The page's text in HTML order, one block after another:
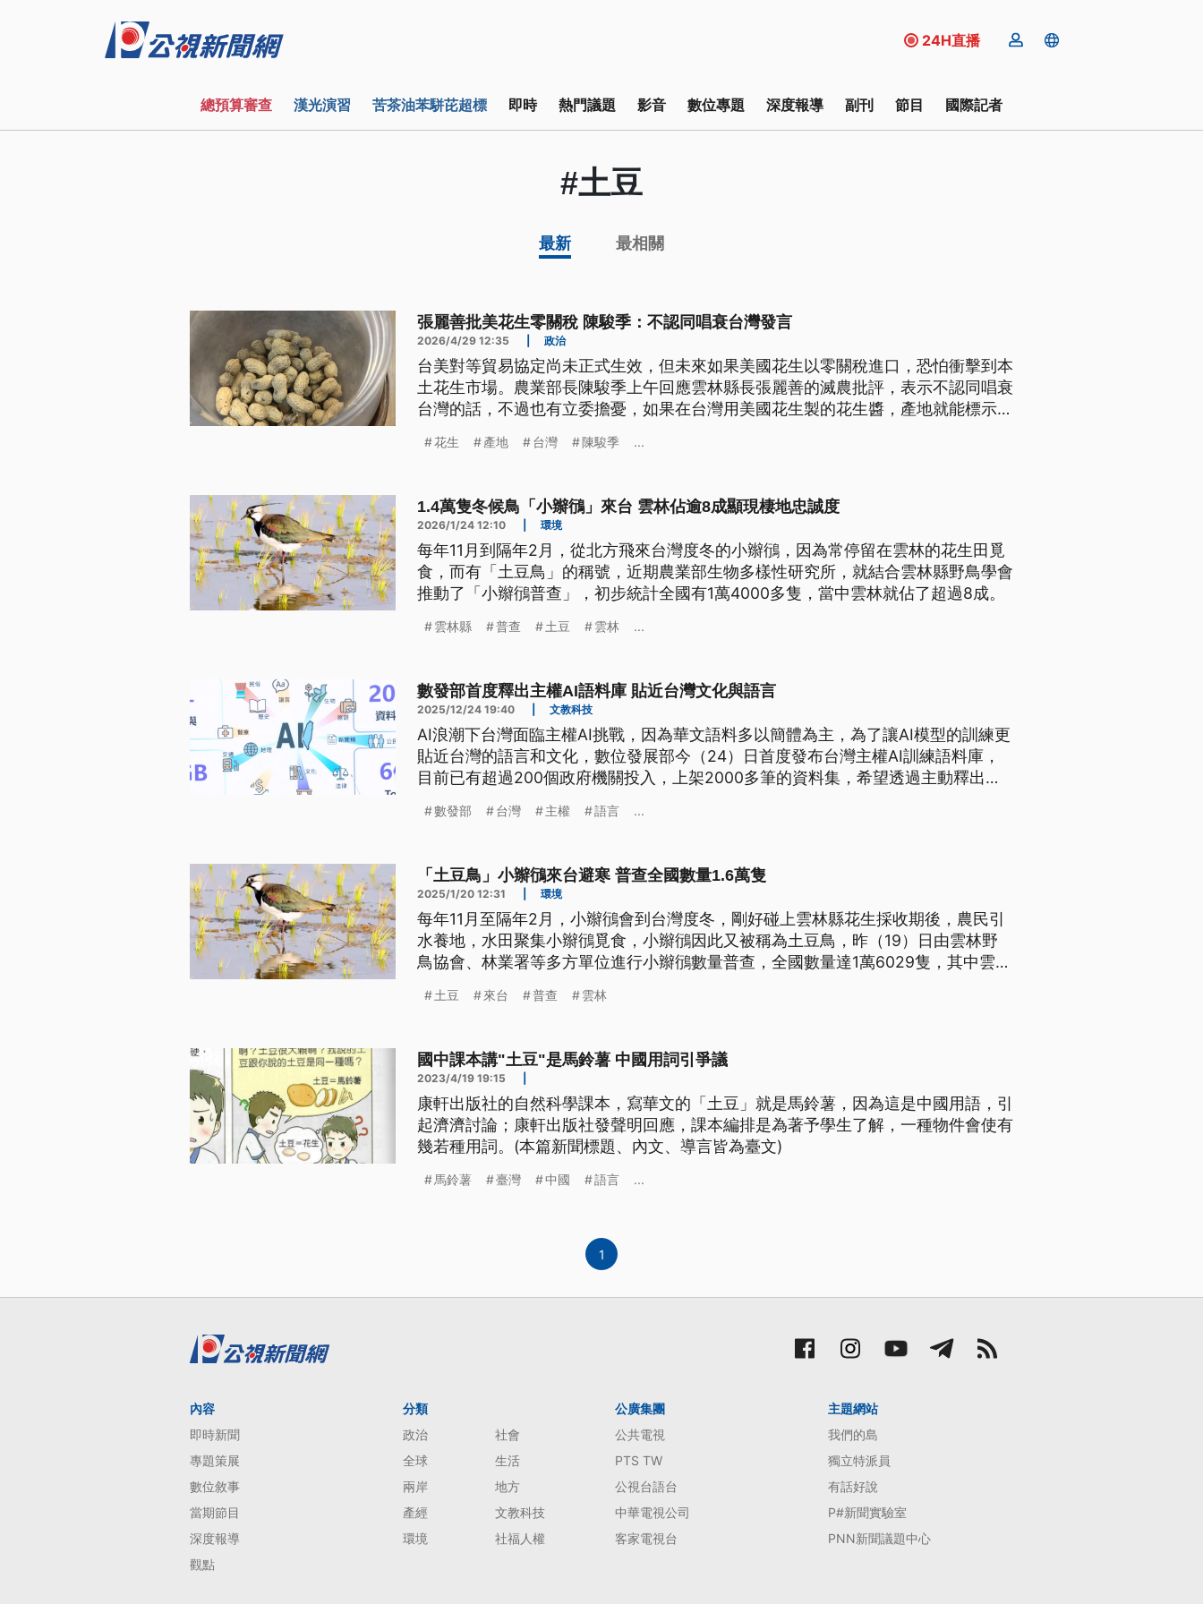
24H直播
總預算審查 漢光演習 苦茶油苯駢芘超標 即時 熱門議題 影音 數位專題 深度報導 副刊 節目 國際記者
#土豆
最新 最相關
張麗善批美花生零關稅 陳駿季：不認同唱衰台灣發言
2026/4/29 12:35 政治
台美對等貿易協定尚未正式生效，但未來如果美國花生以零關稅進口，恐怕衝擊到本
土花生市場。農業部長陳駿季上午回應雲林縣長張麗善的滅農批評，表示不認同唱衰
台灣的話，不過也有立委擔憂，如果在台灣用美國花生製的花生醬，產地就能標示為
花生 產地 台灣 陳駿季 ...
1.4萬隻冬候鳥「小辮鴴」來台 雲林佔逾8成顯現棲地忠誠度
2026/1/24 12:10 環境
每年11月到隔年2月，從北方飛來台灣度冬的小辮鴴，因為常停留在雲林的花生田覓
食，而有「土豆鳥」的稱號，近期農業部生物多樣性研究所，就結合雲林縣野鳥學會
推動了「小辮鴴普查」，初步統計全國有1萬4000多隻，當中雲林就佔了超過8成。
雲林縣 普查 土豆 雲林 ...
數發部首度釋出主權AI語料庫 貼近台灣文化與語言
2025/12/24 19:40 文教科技
AI浪潮下台灣面臨主權AI挑戰，因為華文語料多以簡體為主，為了讓AI模型的訓練更
貼近台灣的語言和文化，數位發展部今（24）日首度發布台灣主權AI訓練語料庫，
目前已有超過200個政府機關投入，上架2000多筆的資料集，希望透過主動釋出的
數發部 台灣 主權 語言 ...
「土豆鳥」小辮鴴來台避寒 普查全國數量1.6萬隻
2025/1/20 12:31 環境
每年11月至隔年2月，小辮鴴會到台灣度冬，剛好碰上雲林縣花生採收期後，農民引
水養地，水田聚集小辮鴴覓食，小辮鴴因此又被稱為土豆鳥，昨（19）日由雲林野
鳥協會、林業署等多方單位進行小辮鴴數量普查，全國數量達1萬6029隻，其中雲林
土豆 來台 普查 雲林
國中課本講"土豆"是馬鈴薯 中國用詞引爭議
2023/4/19 19:15
康軒出版社的自然科學課本，寫華文的「土豆」就是馬鈴薯，因為這是中國用語，引
起濟濟討論；康軒出版社發聲明回應，課本編排是為著予學生了解，一種物件會使有
幾若種用詞。(本篇新聞標題、內文、導言皆為臺文)
馬鈴薯 臺灣 中國 語言 ...
1
內容
即時新聞
專題策展
數位敘事
當期節目
深度報導
觀點
分類
政治
社會
全球
生活
兩岸
地方
產經
文教科技
環境
社福人權
公廣集團
公共電視
PTS TW
公視台語台
中華電視公司
客家電視台
主題網站
我們的島
獨立特派員
有話好說
P#新聞實驗室
PNN新聞議題中心